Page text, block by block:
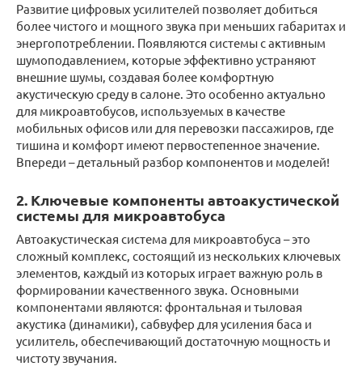
Развитие цифровых усилителей позволяет добиться
более чистого и мощного звука при меньших габаритах и
энергопотреблении. Появляются системы с активным
шумоподавлением, которые эффективно устраняют
внешние шумы, создавая более комфортную
акустическую среду в салоне. Это особенно актуально
для микроавтобусов, используемых в качестве
мобильных офисов или для перевозки пассажиров, где
тишина и комфорт имеют первостепенное значение.
Впереди – детальный разбор компонентов и моделей!
2. Ключевые компоненты автоакустической
системы для микроавтобуса
Автоакустическая система для микроавтобуса – это
сложный комплекс, состоящий из нескольких ключевых
элементов, каждый из которых играет важную роль в
формировании качественного звука. Основными
компонентами являются: фронтальная и тыловая
акустика (динамики), сабвуфер для усиления баса и
усилитель, обеспечивающий достаточную мощность и
чистоту звучания.